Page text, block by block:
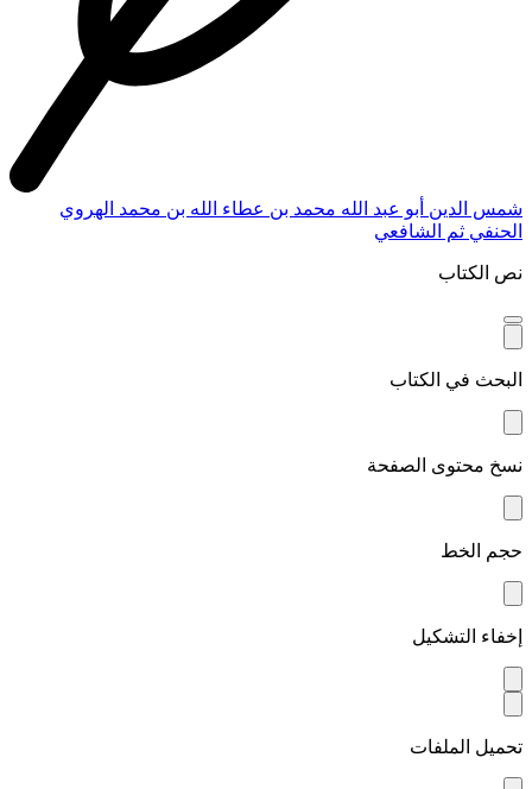
شمس الدين أبو عبد الله محمد بن عطاء الله بن محمد الهروي
الحنفي ثم الشافعي
نص الكتاب
البحث في الكتاب
نسخ محتوى الصفحة
حجم الخط
إخفاء التشكيل
تحميل الملفات